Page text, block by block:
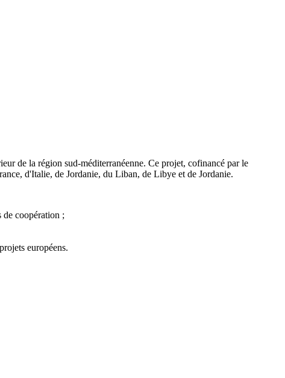
de la région sud-méditerranéenne. Ce projet, cofinancé par le
d'Italie, de Jordanie, du Liban, de Libye et de Jordanie.
de coopération ;
européens.